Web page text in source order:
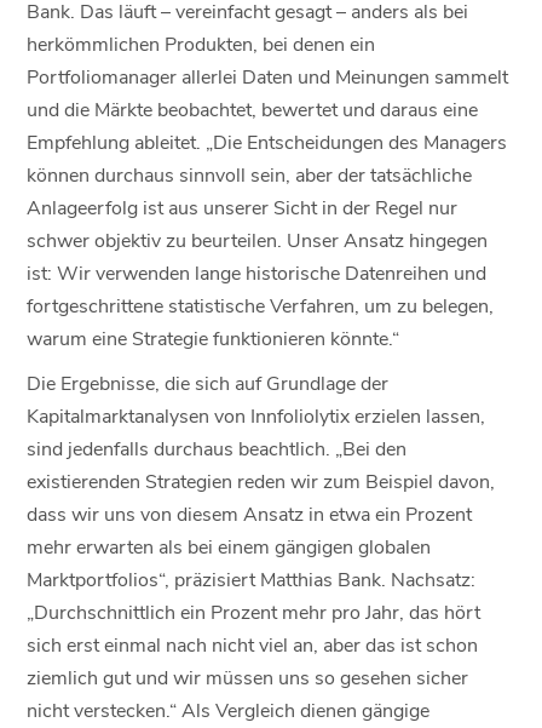
Bank. Das läuft – vereinfacht gesagt – anders als bei
herkömmlichen Produkten, bei denen ein
Portfoliomanager allerlei Daten und Meinungen sammelt
und die Märkte beobachtet, bewertet und daraus eine
Empfehlung ableitet. „Die Entscheidungen des Managers
können durchaus sinnvoll sein, aber der tatsächliche
Anlageerfolg ist aus unserer Sicht in der Regel nur
schwer objektiv zu beurteilen. Unser Ansatz hingegen
ist: Wir verwenden lange historische Datenreihen und
fortgeschrittene statistische Verfahren, um zu belegen,
warum eine Strategie funktionieren könnte.“
Die Ergebnisse, die sich auf Grundlage der
Kapitalmarktanalysen von Innfoliolytix erzielen lassen,
sind jedenfalls durchaus beachtlich. „Bei den
existierenden Strategien reden wir zum Beispiel davon,
dass wir uns von diesem Ansatz in etwa ein Prozent
mehr erwarten als bei einem gängigen globalen
Marktportfolios“, präzisiert Matthias Bank. Nachsatz:
„Durchschnittlich ein Prozent mehr pro Jahr, das hört
sich erst einmal nach nicht viel an, aber das ist schon
ziemlich gut und wir müssen uns so gesehen sicher
nicht verstecken.“ Als Vergleich dienen gängige